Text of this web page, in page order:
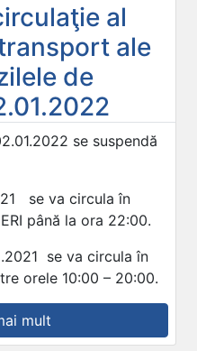
al
ale
de
se suspendă
se va circula în
până la ora 22:00.
se va circula în
orele 10:00 – 20:00.
mult
de